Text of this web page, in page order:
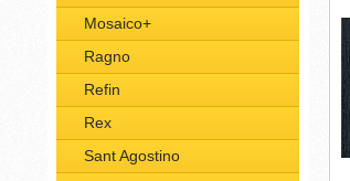
Mosaico+
Ragno
Refin
Rex
Sant Agostino